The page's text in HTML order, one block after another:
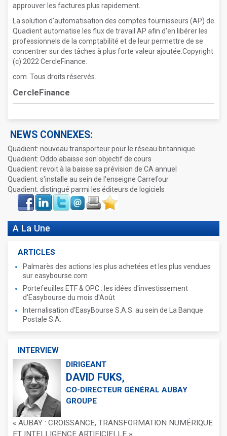
approuver les factures plus rapidement.
La solution d'automatisation des comptes fournisseurs (AP) de
Quadient automatise les flux de travail AP afin d'en libérer les
professionnels de la comptabilité et de leur permettre de se
concentrer sur des tâches à plus forte valeur ajoutée.Copyright
(c) 2022 CercleFinance.
com. Tous droits réservés.
CercleFinance
NEWS CONNEXES:
Quadient: nouveau transporteur pour le réseau britannique
Quadient: Oddo abaisse son objectif de cours
Quadient: revoit à la baisse sa prévision de CA annuel
Quadient: s'installe au sein de l'enseigne Carrefour
Quadient: distingué parmi les éditeurs de logiciels
Face
book
LinkIn Twitter Envoyer ImprimerFavoris
A La Une
ARTICLES
Palmarès des actions les plus achetées et les plus vendues
sur easybourse.com
Portefeuilles ETF & OPC : les idées d'investissement
d'Easybourse du mois d'Août
Internalisation d'EasyBourse S.A.S. au sein de La Banque
Postale S.A.
INTERVIEW
DIRIGEANT
DAVID FUKS,
CO-DIRECTEUR GÉNÉRAL AUBAY
GROUPE
« AUBAY : CROISSANCE, TRANSFORMATION NUMÉRIQUE
ET INTELLIGENCE ARTIFICIELLE »